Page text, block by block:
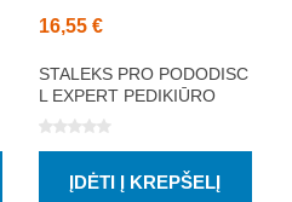
16,55 €
STALEKS PRO PODODISC
L EXPERT PEDIKIŪRO
DISKAS SU
VNT (25 MM)